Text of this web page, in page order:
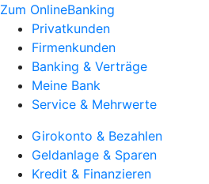
Zum OnlineBanking
Privatkunden
Firmenkunden
Banking & Verträge
Meine Bank
Service & Mehrwerte
Girokonto & Bezahlen
Geldanlage & Sparen
Kredit & Finanzieren